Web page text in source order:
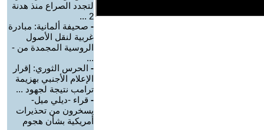
لتجدد الصراع منذ هدنة
2 ...
- صحيفة ألمانية: مبادرة
غربية لنقل الأصول
الروسية المجمدة من -
...
- الحرس الثوري: إقرار
الإعلام الأجنبي بهزيمة
ترامب نتيجة لجهود ...
- قراء -ديلي ميل-
يسخرون من تحذيرات
أمريكية بشأن هجوم